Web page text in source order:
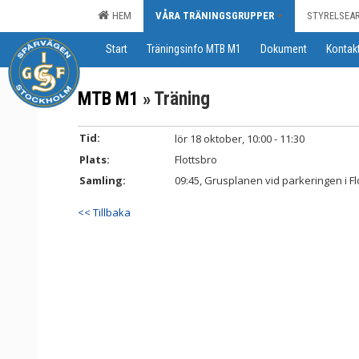
HEM VÅRA TRÄNINGSGRUPPER
Start Träningsinfo MTB M1 Dokument
MTB M1 » Träning
Tid:
lör 18 oktober, 10:00 - 11:30
Plats:
Flottsbro
Samling:
09:45, Grusplanen vid parkeringen i
<< Tillbaka